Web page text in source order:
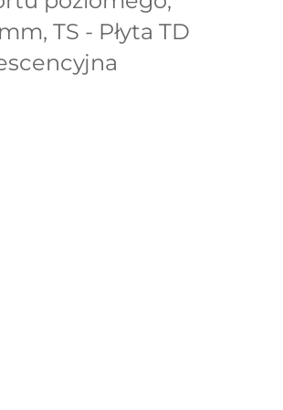
TS - Płyta TD